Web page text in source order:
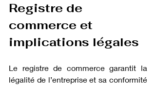
Registre de
commerce et
implications légales
Le registre de commerce garantit la
légalité de l’entreprise et sa conformité